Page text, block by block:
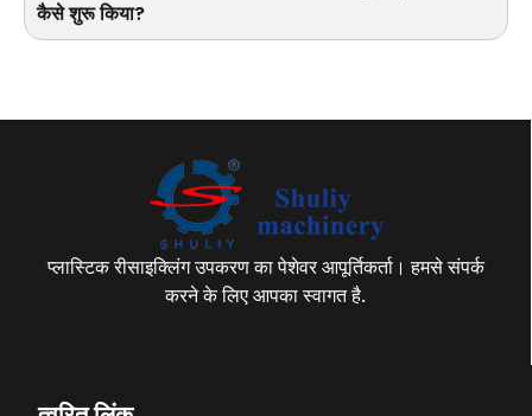
कैसे शुरू किया?
प्लास्टिक रीसाइक्लिंग उपकरण का पेशेवर आपूर्तिकर्ता। हमसे संपर्क
करने के लिए आपका स्वागत है.